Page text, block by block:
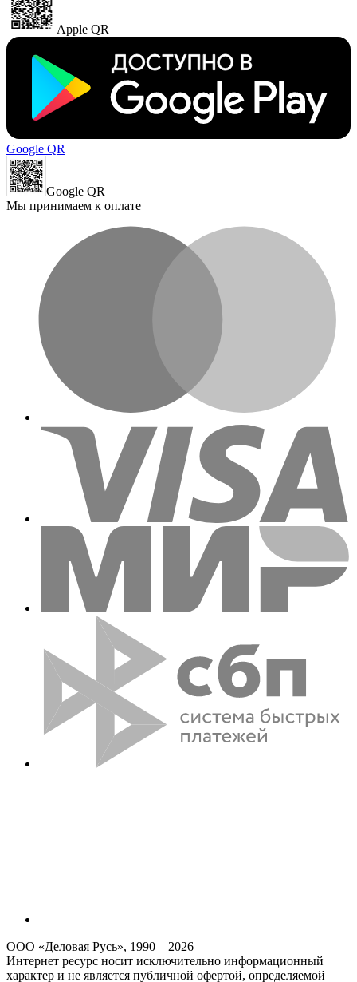
Apple QR
Google QR
Google QR
Мы принимаем к оплате
ООО «Деловая Русь», 1990—2026
Интернет ресурс носит исключительно информационный
характер и не является публичной офертой, определяемой